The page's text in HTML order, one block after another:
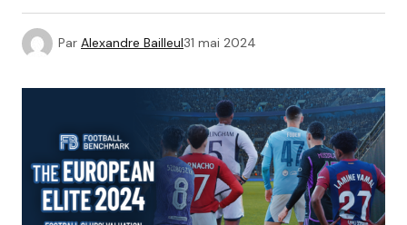
Par Alexandre Bailleul31 mai 2024